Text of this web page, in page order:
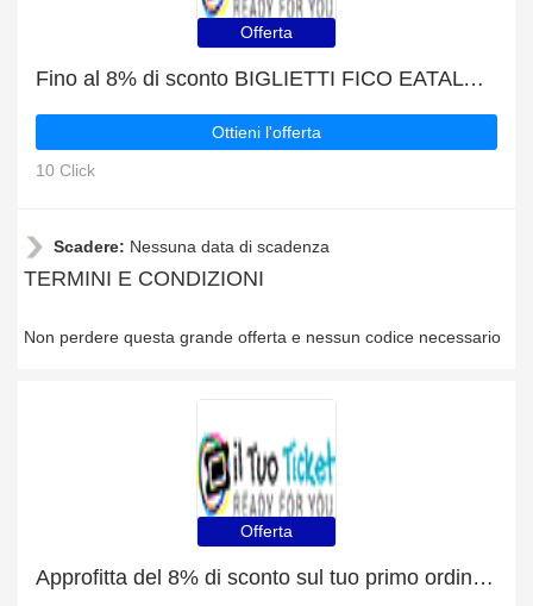
Offerta
Fino al 8% di sconto BIGLIETTI FICO EATALY WORLD + LUNA FARM e molte altre offerte
Ottieni l'offerta
10 Click
Scadere: Nessuna data di scadenza
TERMINI E CONDIZIONI
Non perdere questa grande offerta e nessun codice necessario
Offerta
Approfitta del 8% di sconto sul tuo primo ordine, più il 5% di sconto sui MIRABILANDIA BIGLIETTI SCONTATI